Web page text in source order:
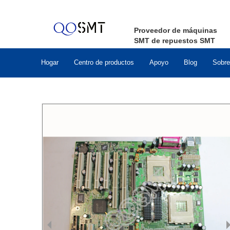
Proveedor de máquinas
SMT de repuestos SMT
Hogar Centro de productos Apoyo Blog